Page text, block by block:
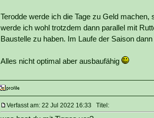
Terodde werde ich die Tage zu Geld
werde ich wohl trotzdem dann parallel mit
Baustelle zu haben. Im Laufe der Saison
Alles nicht optimal aber ausbaufähig
Verfasst am: 22 Jul 2022 16:33 Titel: